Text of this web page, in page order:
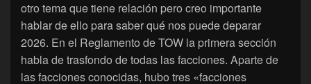
otro tema que tiene relación pero creo importante
hablar de ello para saber qué nos puede deparar
2026. En el Reglamento de TOW la primera sección
habla de trasfondo de todas las facciones. Aparte de
las facciones conocidas, hubo tres «facciones